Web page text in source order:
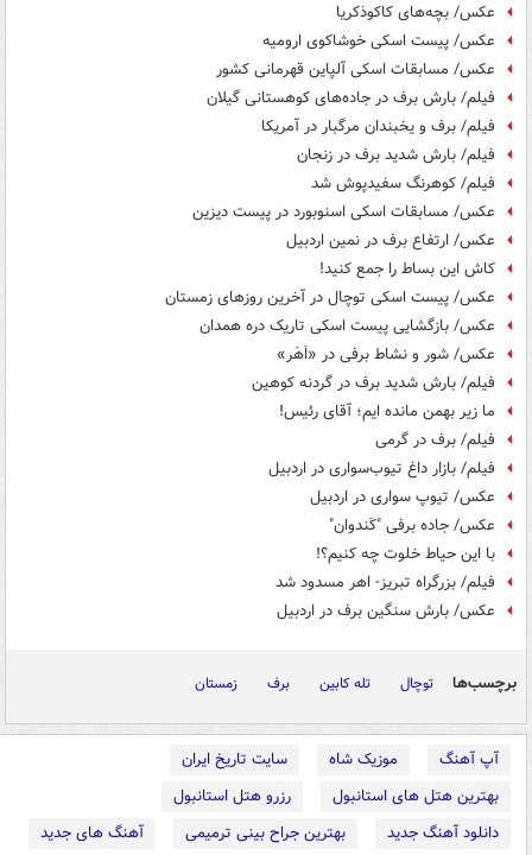
عکس/ بچه‌های کاکوذکریا
عکس/ پیست اسکی خوشاکوی ارومیه
عکس/ مسابقات اسکی آلپاین قهرمانی کشور
فیلم/ بارش برف در جاده‌های کوهستانی گیلان
فیلم/ برف و یخبندان مرگبار در آمریکا
فیلم/ بارش شدید برف در زنجان
فیلم/ کوهرنگ سفیدپوش شد
عکس/ مسابقات اسکی اسنوبورد در پیست دیزین
عکس/ ارتفاع برف در نمین اردبیل
کاش این بساط را جمع کنید!
عکس/ پیست اسکی توچال در آخرین روزهای زمستان
عکس/ بازگشایی پیست اسکی تاریک دره همدان
عکس/ شور و نشاط برفی در «اَهَر»
فیلم/ بارش شدید برف در گردنه کوهین
ما زیر بهمن مانده ایم؛ آقای رئیس!
فیلم/ برف در گرمی
فیلم/ بازار داغ تیوب‌سواری در اردبیل
عکس/ تیوپ سواری در اردبیل
عکس/ جاده برفی "کَندوان"
با این حیاط خلوت چه کنیم؟!
فیلم/ بزرگراه تبریز- اهر مسدود شد
عکس/ بارش سنگین برف در اردبیل
برچسب‌ها توچال تله کابین برف زمستان
آپ آهنگ موزیک شاه
سایت تاریخ ایران
بهترین هتل های استانبول
رزرو هتل استانبول
دانلود آهنگ جدید
بهترین جراح بینی ترمیمی
آهنگ های جدید